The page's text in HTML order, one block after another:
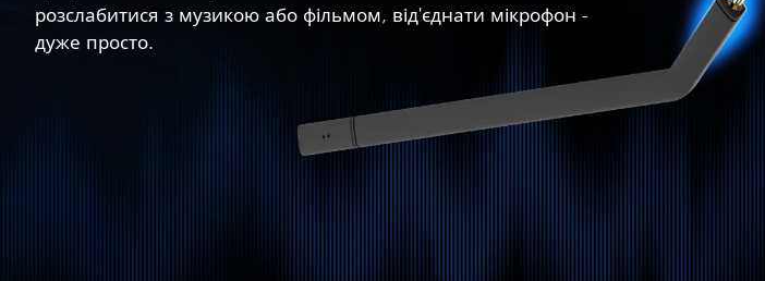
розслабитися з музикою або фільмом, від'єднати мікрофон -
дуже просто.